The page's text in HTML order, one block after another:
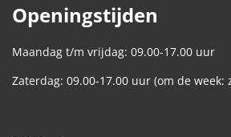
Openingstijden
Maandag t/m vrijdag: 09.00-17.00 uur
Zaterdag: 09.00-17.00 uur (om de week: